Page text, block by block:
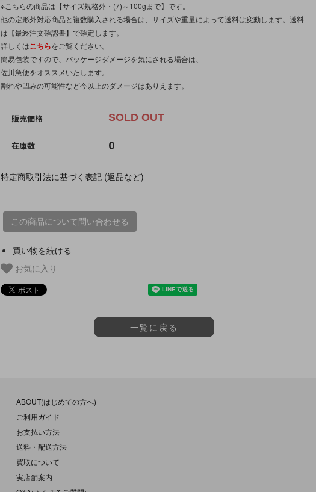
※こちらの商品は【サイズ規格外・(7)～100gまで】です。
他の定形外対応商品と複数購入される場合は、サイズや重量によって送料は変動します。送料
は【最終注文確認書】で確定します。
詳しくはこちらをご覧ください。
簡易包装ですので、パッケージダメージを気にされる場合は、
佐川急便をオススメいたします。
割れや凹みの可能性など今以上のダメージはありえます。
販売価格 SOLD OUT
在庫数 0
特定商取引法に基づく表記 (返品など)
この商品について問い合わせる
買い物を続ける
お気に入り
一覧に戻る
ABOUT(はじめての方へ)
ご利用ガイド
お支払い方法
送料・配送方法
買取について
実店舗案内